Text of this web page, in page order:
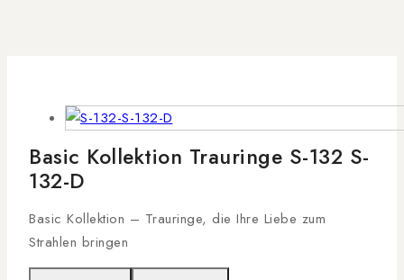
Basic Kollektion Trauringe S-132 S-
132-D
Basic Kollektion – Trauringe, die Ihre Liebe zum
Strahlen bringen